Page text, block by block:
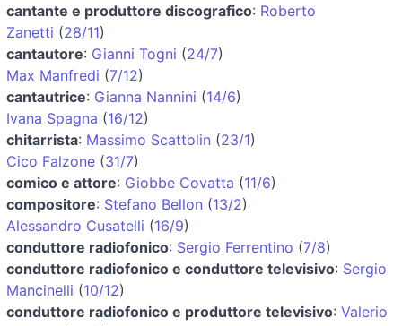
cantante e produttore discografico: Roberto
Zanetti (28/11)
cantautore: Gianni Togni (24/7)
Max Manfredi (7/12)
cantautrice: Gianna Nannini (14/6)
Ivana Spagna (16/12)
chitarrista: Massimo Scattolin (23/1)
Cico Falzone (31/7)
comico e attore: Giobbe Covatta (11/6)
compositore: Stefano Bellon (13/2)
Alessandro Cusatelli (16/9)
conduttore radiofonico: Sergio Ferrentino (7/8)
conduttore radiofonico e conduttore televisivo: Sergio
Mancinelli (10/12)
conduttore radiofonico e produttore televisivo: Valerio